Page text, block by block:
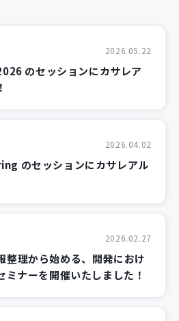
2026.05.22
のセッションにカサレア
2026.04.02
のセッションにカサレアル
2026.02.27
整理から始める、開発におけ
ミナーを開催いたしました！